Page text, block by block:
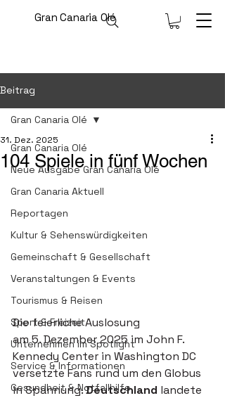
Gran Canaria Olé
Beitrag
Gran Canaria Olé
Neue Ausgabe Gran Canaria Olé
Gran Canaria Aktuell
Reportagen
Kultur & Sehenswürdigkeiten
Gemeinschaft & Gesellschaft
Veranstaltungen & Events
Tourismus & Reisen
Sport & Freizeit
Unternehmen im Spotlight
Service & Informationen
Gesundheit & Notfallhilfe
Gran Canaria Olé
104 Spiele in fünf Wochen
31. Dez. 2025
Die feierliche Auslosung
am 5. Dezember 2025 im John F.
Kennedy Center in Washington DC
versetzte Fans rund um den Globus
in Spannung. Deutschland landete